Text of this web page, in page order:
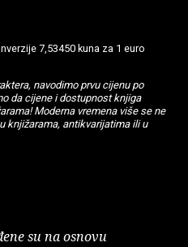
7,53450 kuna za 1 euro
navodimo prvu cijenu po
da cijene i dostupnost knjiga
Moderna vremena više se ne
knjižarama, antikvarijatima ili u
su na osnovu